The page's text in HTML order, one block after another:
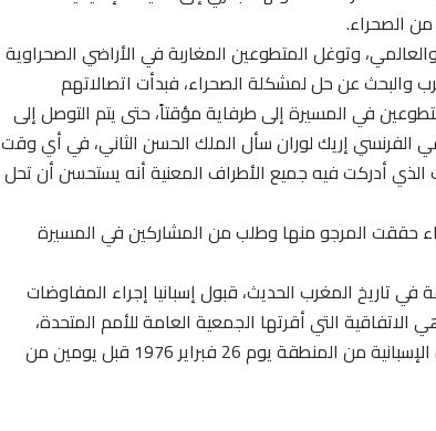
الصحراء.
وتوغل المتطوعين المغاربة في الأراضي الصحراوية
والبحث عن حل لمشكلة الصحراء، فبدأت اتصالاتهم
في المسيرة إلى طرفاية مؤقتاً، حتى يتم التوصل إلى
إريك لوران سأل الملك الحسن الثاني، في أي وقت
أدركت فيه جميع الأطراف المعنية أنه يستحسن أن تحل
الخضراء حققت المرجو منها وطلب من المشاركين في المسيرة
تاريخ المغرب الحديث، قبول إسبانيا إجراء المفاوضات
إلى اتفاقية مدريد الموقعة يوم 14 نوفمبر 1975، وهي الاتفاقية التي أقرتها الجمعية العامة للأمم المتحدة،
والتي بموجبها دخل المغرب إلى العيون سلميا، وانسحاب الإدارة الإسبانية من المنطقة يوم 26 فبراير 1976 قبل يومين من